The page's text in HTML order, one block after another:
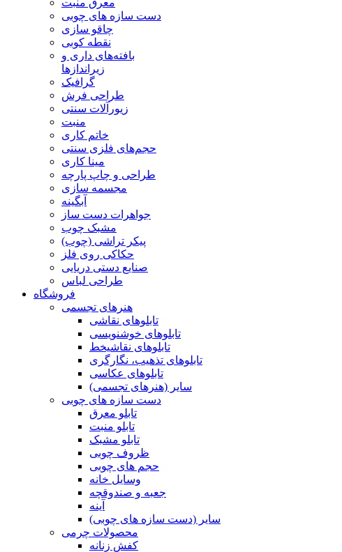
معرق منبت
دست سازه های چوبی
چاقو سازی
نقطه کوبی
بافته‌های داری و
زیراندازها
گرافیک
طراحی فرش
زیورآلات سنتی
منبت
خاتم کاری
حجم‌های فلزی سنتی
مینا کاری
طراحی و چاپ پارچه
مجسمه سازی
آبگینه
جواهرات دست ساز
مشبک چوب
پیکر تراشی (چوب)
حکاکی روی فلز
صنایع دستی دریایی
طراحی لباس
فروشگاه
هنرهای تجسمی
تابلوهای نقاشی
تابلوهای خوشنویسی
تابلوهای نقاشیخط
تابلوهای تذهیب، نگارگری
تابلوهای عکاسی
سایر (هنرهای تجسمی)
دست سازه های چوبی
تابلو معرق
تابلو منبت
تابلو مشبک
ظروف چوبی
حجم های چوبی
وسایل خانه
جعبه و صندوقچه
آینه
سایر (دست سازه های چوبی)
محصولات چرمی
کفش زنانه